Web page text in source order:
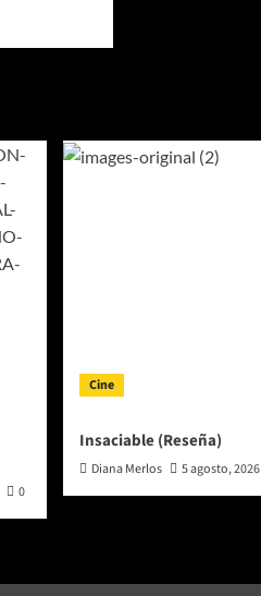
0
Cine
Insaciable (Reseña)
Diana Merlos 5 agosto, 2026